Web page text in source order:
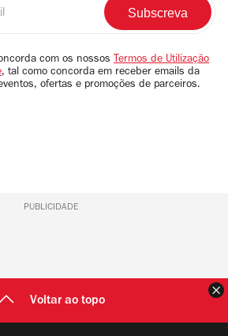
com os nossos Termos de Utilização
, tal como concorda em receber emails da
ofertas e promoções de parceiros.
PUBLICIDADE
Voltar ao topo